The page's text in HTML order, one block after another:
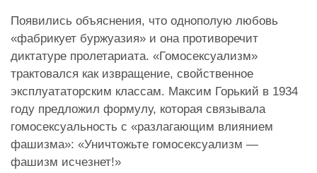
Появились объяснения, что однополую любовь
«фабрикует буржуазия» и она противоречит
диктатуре пролетариата. «Гомосексуализм»
трактовался как извращение, свойственное
эксплуататорским классам. Максим Горький в 1934
году предложил формулу, которая связывала
гомосексуальность с «разлагающим влиянием
фашизма»: «Уничтожьте гомосексуализм —
фашизм исчезнет!»